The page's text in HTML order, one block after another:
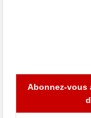
Abonnez-vous